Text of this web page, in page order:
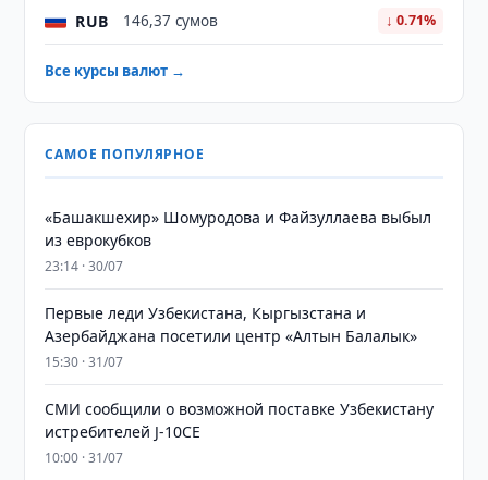
RUB 146,37 сумов ↓ 0.71%
Все курсы валют →
САМОЕ ПОПУЛЯРНОЕ
«Башакшехир» Шомуродова и Файзуллаева выбыл
из еврокубков
23:14 · 30/07
Первые леди Узбекистана, Кыргызстана и
Азербайджана посетили центр «Алтын Балалык»
15:30 · 31/07
СМИ сообщили о возможной поставке Узбекистану
истребителей J-10CE
10:00 · 31/07